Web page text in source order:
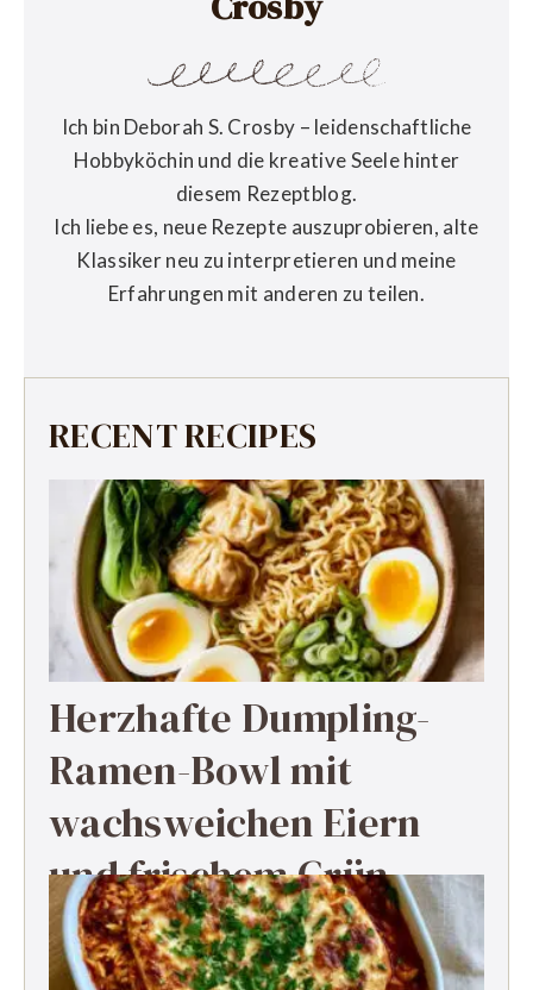
Ich bin Deborah S. Crosby – leidenschaftliche
Hobbyköchin und die kreative Seele hinter
diesem Rezeptblog.
Ich liebe es, neue Rezepte auszuprobieren, alte
Klassiker neu zu interpretieren und meine
Erfahrungen mit anderen zu teilen.
RECENT RECIPES
Herzhafte Dumpling-
Ramen-Bowl mit
wachsweichen Eiern
und frischem Grün